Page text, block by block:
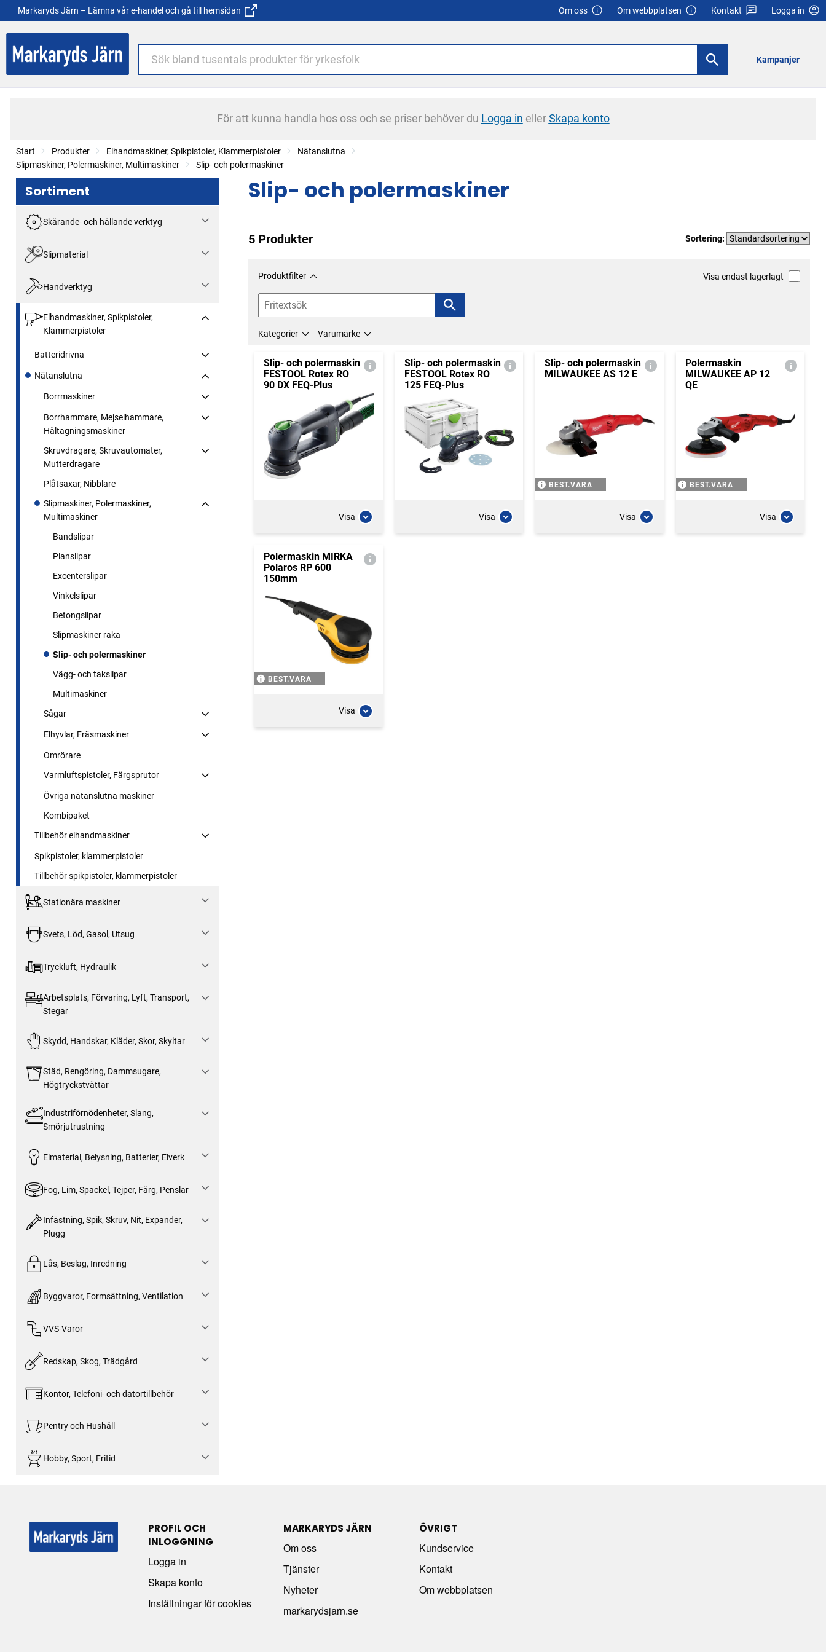
Markaryds Järn – Lämna vår e-handel och gå till hemsidan Om oss Om webbplatsen Kontakt Logga in
Kampanjer
För att kunna handla hos oss och se priser behöver du Logga in ellerSkapa konto
Start Produkter Elhandmaskiner, Spikpistoler, Klammerpistoler
Nätanslutna
Slipmaskiner, Polermaskiner, Multimaskiner
Slip- och polermaskiner
Sortiment
Skärande- och hållande verktyg
Slipmaterial
Handverktyg
Elhandmaskiner, Spikpistoler,
Klammerpistoler
Batteridrivna
Nätanslutna
Borrmaskiner
Borrhammare, Mejselhammare,
Håltagningsmaskiner
Skruvdragare, Skruvautomater,
Mutterdragare
Plåtsaxar, Nibblare
Slipmaskiner, Polermaskiner,
Multimaskiner
Bandslipar
Planslipar
Excenterslipar
Vinkelslipar
Betongslipar
Slipmaskiner raka
Slip- och polermaskiner
Vägg- och takslipar
Multimaskiner
Sågar
Elhyvlar, Fräsmaskiner
Omrörare
Varmluftspistoler, Färgsprutor
Övriga nätanslutna maskiner
Kombipaket
Tillbehör elhandmaskiner
Spikpistoler, klammerpistoler
Tillbehör spikpistoler, klammerpistoler
Stationära maskiner
Svets, Löd, Gasol, Utsug
Tryckluft, Hydraulik
Arbetsplats, Förvaring, Lyft, Transport,
Stegar
Skydd, Handskar, Kläder, Skor, Skyltar
Städ, Rengöring, Dammsugare,
Högtryckstvättar
Industriförnödenheter, Slang,
Smörjutrustning
Elmaterial, Belysning, Batterier, Elverk
Fog, Lim, Spackel, Tejper, Färg, Penslar
Infästning, Spik, Skruv, Nit, Expander,
Plugg
Lås, Beslag, Inredning
Byggvaror, Formsättning, Ventilation
VVS-Varor
Redskap, Skog, Trädgård
Kontor, Telefoni- och datortillbehör
Pentry och Hushåll
Hobby, Sport, Fritid
Slip- och polermaskiner
5 Produkter Sortering:
Produktfilter Visa endast lagerlagt
Kategorier Varumärke
Slip- och polermaskin
FESTOOL Rotex RO
90 DX FEQ-Plus
Visa
Slip- och polermaskin
FESTOOL Rotex RO
125 FEQ-Plus
Visa
Slip- och polermaskin
MILWAUKEE AS 12 E
BEST.VARA
Visa
Polermaskin
MILWAUKEE AP 12
QE
BEST.VARA
Visa
Polermaskin MIRKA
Polaros RP 600
150mm
BEST.VARA
Visa
PROFIL OCH
INLOGGNING
Logga in
Skapa konto
Inställningar för cookies
MARKARYDS JÄRN
Om oss
Tjänster
Nyheter
markarydsjarn.se
ÖVRIGT
Kundservice
Kontakt
Om webbplatsen